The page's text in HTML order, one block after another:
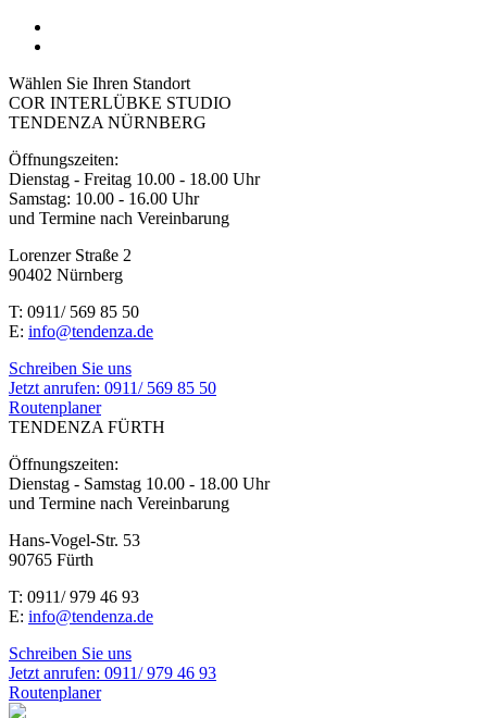
Wählen Sie Ihren Standort
COR INTERLÜBKE STUDIO
TENDENZA NÜRNBERG
Öffnungszeiten:
Dienstag - Freitag 10.00 - 18.00 Uhr
Samstag: 10.00 - 16.00 Uhr
und Termine nach Vereinbarung
Lorenzer Straße 2
90402 Nürnberg
T: 0911/ 569 85 50
E: info@tendenza.de
Schreiben Sie uns
Jetzt anrufen: 0911/ 569 85 50
Routenplaner
TENDENZA FÜRTH
Öffnungszeiten:
Dienstag - Samstag 10.00 - 18.00 Uhr
und Termine nach Vereinbarung
Hans-Vogel-Str. 53
90765 Fürth
T: 0911/ 979 46 93
E: info@tendenza.de
Schreiben Sie uns
Jetzt anrufen: 0911/ 979 46 93
Routenplaner